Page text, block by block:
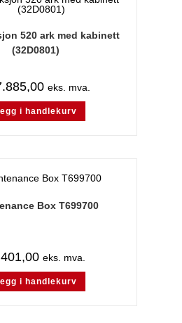
520 ark med kabinett
(32D0801)
eks. mva.
i handlekurv
Box T699700
eks. mva.
i handlekurv